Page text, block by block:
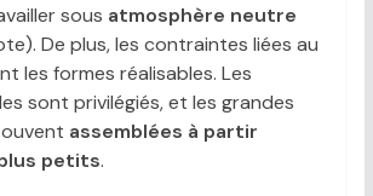
sous atmosphère neutre
De plus, les contraintes liées au
les formes réalisables. Les
sont privilégiés, et les grandes
assemblées à partir
petits.